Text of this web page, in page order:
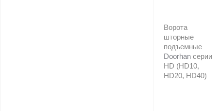
Ворота
шторные
подъемные
Doorhan серии
HD (HD10,
HD20, HD40)